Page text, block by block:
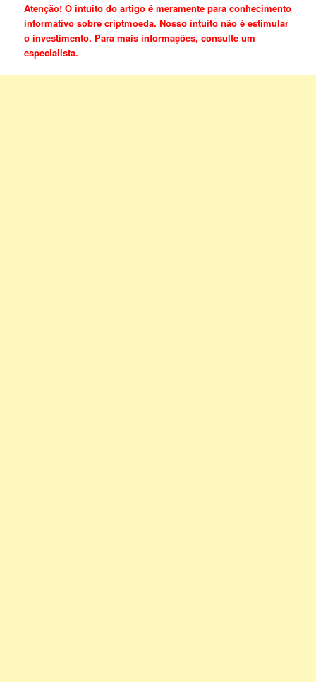
Atenção! O intuito do artigo é meramente para conhecimento
informativo sobre criptmoeda. Nosso intuito não é estimular
o investimento. Para mais informações, consulte um
especialista.